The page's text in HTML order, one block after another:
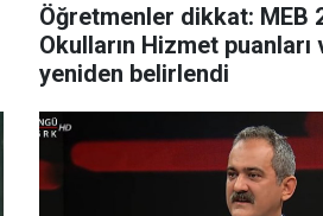
Öğretmenler dikkat: MEB
Okulların Hizmet puanları
yeniden belirlendi